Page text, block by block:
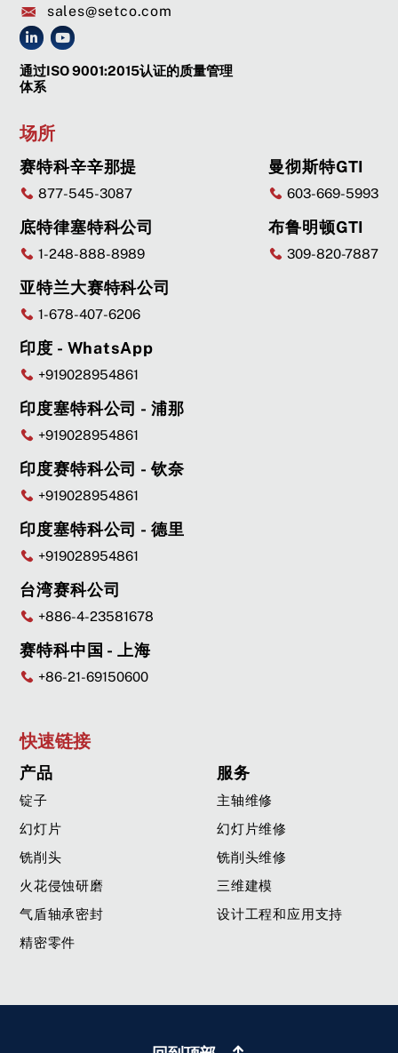
sales@setco.com
通过ISO 9001:2015认证的质量管理
体系
场所
赛特科辛辛那提
877-545-3087
底特律塞特科公司
1-248-888-8989
亚特兰大赛特科公司
1-678-407-6206
曼彻斯特GTI
603-669-5993
布鲁明顿GTI
309-820-7887
印度 - WhatsApp
+919028954861
印度塞特科公司 - 浦那
+919028954861
印度赛特科公司 - 钦奈
+919028954861
印度塞特科公司 - 德里
+919028954861
台湾赛科公司
+886-4-23581678
赛特科中国 - 上海
+86-21-69150600
快速链接
产品
锭子
幻灯片
铣削头
火花侵蚀研磨
气盾轴承密封
精密零件
服务
主轴维修
幻灯片维修
铣削头维修
三维建模
设计工程和应用支持